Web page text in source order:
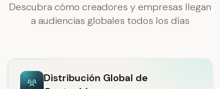
Descubra cómo creadores y empresas llegan
a audiencias globales todos los días
Distribución Global de